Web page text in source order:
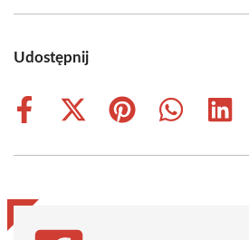
Udostępnij
Share
Share
(Twitter)
Share
Share
Share